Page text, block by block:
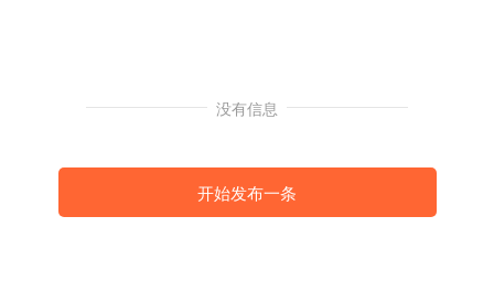
没有信息
开始发布一条